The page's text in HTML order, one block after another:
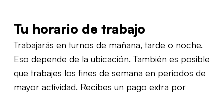
Tu horario de trabajo
Trabajarás en turnos de mañana, tarde o noche.
Eso depende de la ubicación. También es posible
que trabajes los fines de semana en periodos de
mayor actividad. Recibes un pago extra por